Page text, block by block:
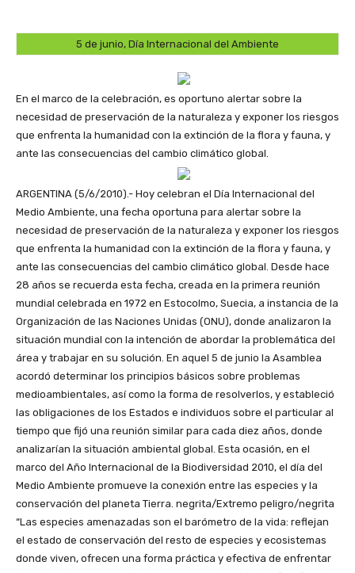
5 de junio, Día Internacional del Ambiente
En el marco de la celebración, es oportuno alertar sobre la
necesidad de preservación de la naturaleza y exponer los riesgos
que enfrenta la humanidad con la extinción de la flora y fauna, y
ante las consecuencias del cambio climático global.
ARGENTINA (5/6/2010).- Hoy celebran el Día Internacional del
Medio Ambiente, una fecha oportuna para alertar sobre la
necesidad de preservación de la naturaleza y exponer los riesgos
que enfrenta la humanidad con la extinción de la flora y fauna, y
ante las consecuencias del cambio climático global. Desde hace
28 años se recuerda esta fecha, creada en la primera reunión
mundial celebrada en 1972 en Estocolmo, Suecia, a instancia de la
Organización de las Naciones Unidas (ONU), donde analizaron la
situación mundial con la intención de abordar la problemática del
área y trabajar en su solución. En aquel 5 de junio la Asamblea
acordó determinar los principios básicos sobre problemas
medioambientales, así como la forma de resolverlos, y estableció
las obligaciones de los Estados e individuos sobre el particular al
tiempo que fijó una reunión similar para cada diez años, donde
analizarían la situación ambiental global. Esta ocasión, en el
marco del Año Internacional de la Biodiversidad 2010, el día del
Medio Ambiente promueve la conexión entre las especies y la
conservación del planeta Tierra. negrita/Extremo peligro/negrita
“Las especies amenazadas son el barómetro de la vida: reflejan
el estado de conservación del resto de especies y ecosistemas
donde viven, ofrecen una forma práctica y efectiva de enfrentar